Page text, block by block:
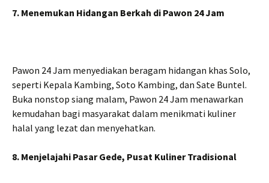
7. Menemukan Hidangan Berkah di Pawon 24 Jam
Pawon 24 Jam menyediakan beragam hidangan khas Solo,
seperti Kepala Kambing, Soto Kambing, dan Sate Buntel.
Buka nonstop siang malam, Pawon 24 Jam menawarkan
kemudahan bagi masyarakat dalam menikmati kuliner
halal yang lezat dan menyehatkan.
8. Menjelajahi Pasar Gede, Pusat Kuliner Tradisional